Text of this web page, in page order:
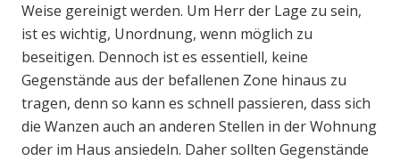
Weise gereinigt werden. Um Herr der Lage zu sein,
ist es wichtig, Unordnung, wenn möglich zu
beseitigen. Dennoch ist es essentiell, keine
Gegenstände aus der befallenen Zone hinaus zu
tragen, denn so kann es schnell passieren, dass sich
die Wanzen auch an anderen Stellen in der Wohnung
oder im Haus ansiedeln. Daher sollten Gegenstände